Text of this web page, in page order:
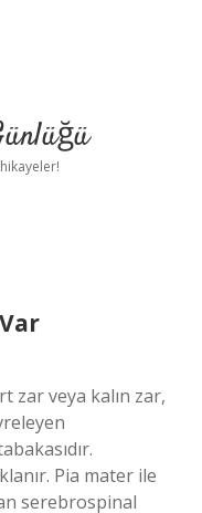
zar veya kalın zar,
Pia mater ile
serebrospinal